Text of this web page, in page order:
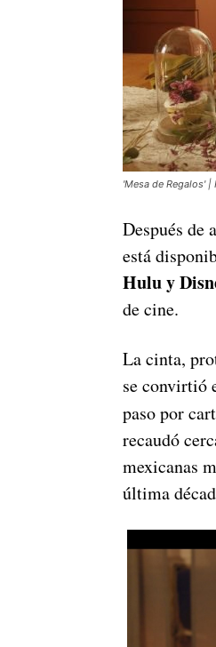
'Mesa de Regalos'
Después de
está
Hulu y
de cine.
La cinta,
se convirtió
paso por
recaudó
mexicanas
última